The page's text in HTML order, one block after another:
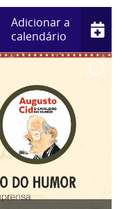
Adicionar a
calendário